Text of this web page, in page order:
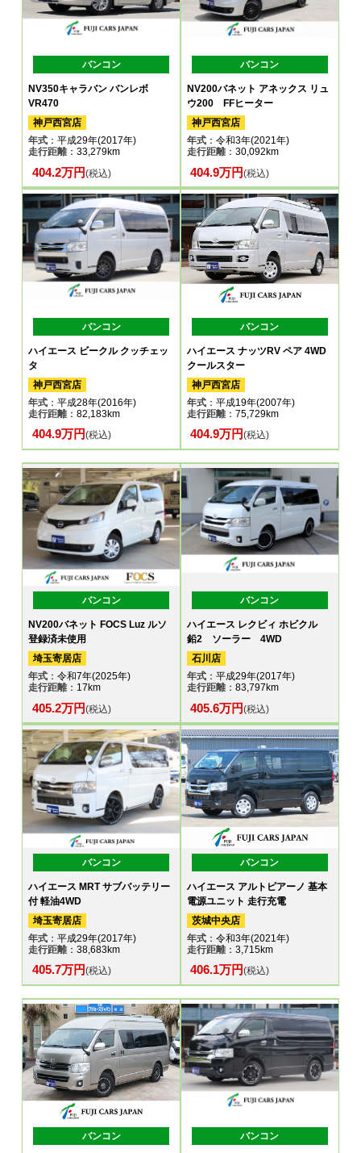
バンコン
NV350キャラバン バンレボ
VR470
神戸西宮店
年式 ：平成29年(2017年)
走行距離：33,279km
404.2万円(税込)
バンコン
NV200バネット アネックス リュ
ウ200 FFヒーター
神戸西宮店
年式：令和3年(2021年)
走行距離：30,092km
404.9万円(税込)
バンコン
ハイエース ビークル クッチェッ
タ
神戸西宮店
年式 ：平成28年(2016年)
走行距離：82,183km
404.9万円(税込)
バンコン
ハイエース ナッツRV ペア 4WD
クールスター
神戸西宮店
年式：平成19年(2007年)
走行距離：75,729km
404.9万円(税込)
バンコン
NV200バネット FOCS Luz ルソ
登録済未使用
埼玉寄居店
年式 ：令和7年(2025年)
走行距離：17km
405.2万円(税込)
バンコン
ハイエース レクビィ ホビクル
鉛2 ソーラー 4WD
石川店
年式：平成29年(2017年)
走行距離：83,797km
405.6万円(税込)
バンコン
ハイエース MRT サブバッテリー
付 軽油4WD
埼玉寄居店
年式 ：平成29年(2017年)
走行距離：38,683km
405.7万円(税込)
バンコン
ハイエース アルトピアーノ 基本
電源ユニット 走行充電
茨城中央店
年式：令和3年(2021年)
走行距離：3,715km
406.1万円(税込)
バンコン バンコン